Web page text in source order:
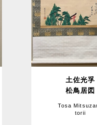
土佐光孚
松鳥居図
Tosa
torii